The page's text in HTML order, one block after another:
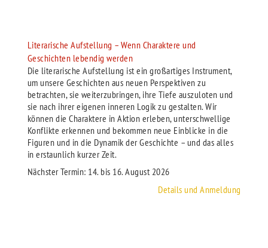
Literarische Aufstellung – Wenn Charaktere und
Geschichten lebendig werden
Die literarische Aufstellung ist ein großartiges Instrument,
um unsere Geschichten aus neuen Perspektiven zu
betrachten, sie weiterzubringen, ihre Tiefe auszuloten und
sie nach ihrer eigenen inneren Logik zu gestalten. Wir
können die Charaktere in Aktion erleben, unterschwellige
Konflikte erkennen und bekommen neue Einblicke in die
Figuren und in die Dynamik der Geschichte – und das alles
in erstaunlich kurzer Zeit.
Nächster Termin: 14. bis 16. August 2026
Details und Anmeldung